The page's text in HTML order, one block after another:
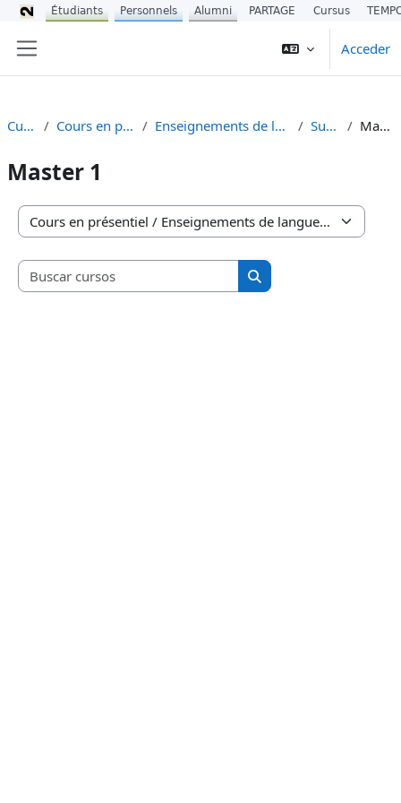
Acceder
Cursos Cours en présentiel Enseignements de langues (UEL) Suédois Master 1
Master 1
Categorías
Buscar cursos
Buscar cursos
Étudiants Personnels Alumni PARTAGE Cursus